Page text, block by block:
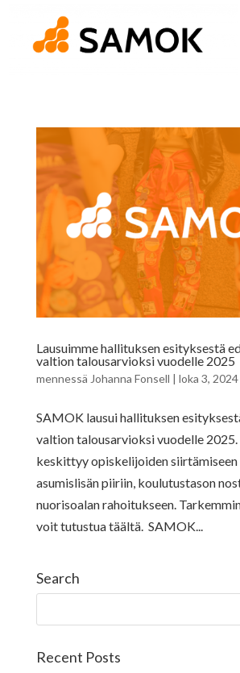
Lausuimme hallituksen esityksestä
valtion talousarvioksi vuodelle 2025
mennessä Johanna Fonsell | loka 3, 2024
SAMOK lausui hallituksen
valtion talousarvioksi vuodelle 2025.
keskittyy opiskelijoiden
asumislisän piiriin, koulutustason
nuorisoalan rahoitukseen.
voit tutustua täältä. SAMOK...
Search
Recent Posts